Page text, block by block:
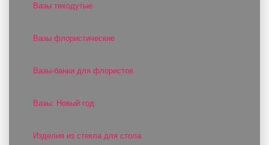
Вазы тиходутые
Вазы флористические
Вазы-банки для флористов
Вазы: Новый год
Изделия из стекла для стола